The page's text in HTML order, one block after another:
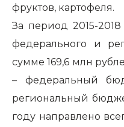
фруктов, картофеля.
За период 2015-
федерального и
сумме 169,6 млн
– федеральный
региональный
году направлено